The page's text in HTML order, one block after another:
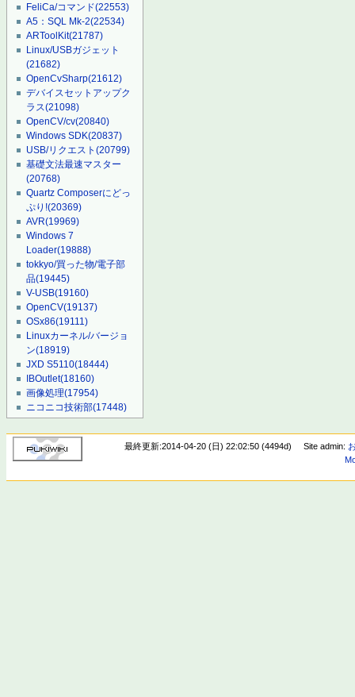
FeliCa/コマンド(22553)
A5：SQL Mk-2(22534)
ARToolKit(21787)
Linux/USBガジェット
(21682)
OpenCvSharp(21612)
デバイスセットアップク
ラス(21098)
OpenCV/cv(20840)
Windows SDK(20837)
USB/リクエスト(20799)
基礎文法最速マスター
(20768)
Quartz Composerにどっ
ぷり!(20369)
AVR(19969)
Windows 7
Loader(19888)
tokkyo/買った物/電子部
品(19445)
V-USB(19160)
OpenCV(19137)
OSx86(19111)
Linuxカーネル/バージョ
ン(18919)
JXD S5110(18444)
IBOutlet(18160)
画像処理(17954)
ニコニコ技術部(17448)
最終更新:2014-04-20 (日) 22:02:50 (4494d) Site admin: